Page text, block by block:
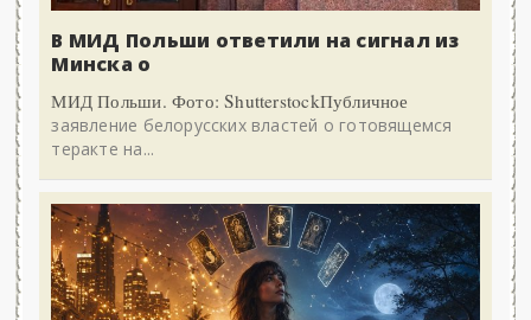
В МИД Польши ответили на сигнал из
Минска о
МИД Польши. Фото: ShutterstockПубличное
заявление белорусских властей о готовящемся
теракте на...